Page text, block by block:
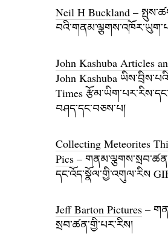
Neil H Buckland –
John Kashuba Articles
John Kashuba
Times
བཤད་དང་བཅས་པ།
Collecting Meteorites
Pics –
དང་འོད་སྣོལ་གྱི་འགུལ་རིས
Jeff Barton Pictures –
སྲབ་ཚན་གྱི་པར་རིས།